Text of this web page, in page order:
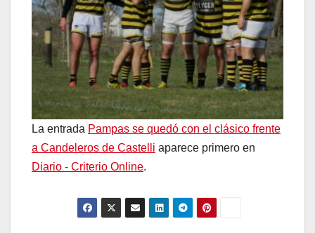
La entrada Pampas se quedó con el clásico frente
a Candeleros de Castelli aparece primero en
Diario - Criterio Online.